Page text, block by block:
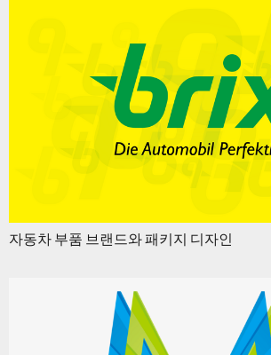
자동차 부품 브랜드와 패키지 디자인